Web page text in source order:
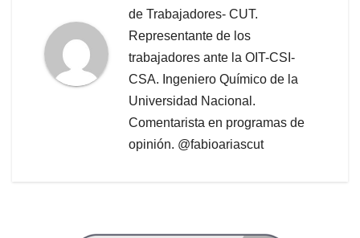
de Trabajadores- CUT.
Representante de los
trabajadores ante la OIT-CSI-
CSA. Ingeniero Químico de la
Universidad Nacional.
Comentarista en programas de
opinión. @fabioariascut